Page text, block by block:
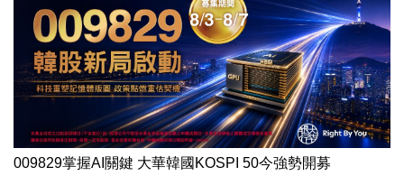
009829掌握AI關鍵 大華韓國KOSPI 50今強勢開募